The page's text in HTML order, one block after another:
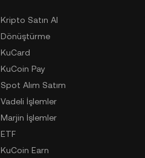
Kripto Satın Al
Dönüştürme
KuCard
KuCoin Pay
Spot Alım Satım
Vadeli İşlemler
Marjin İşlemler
ETF
KuCoin Earn